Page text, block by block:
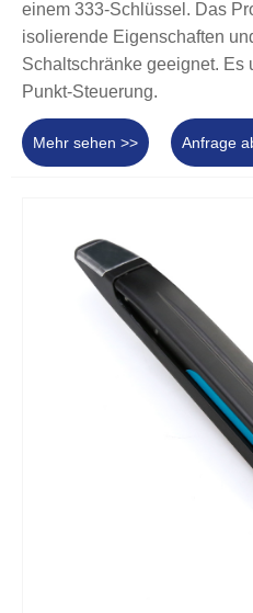
einem 333-Schlüssel. Das
isolierende Eigenschaften
Schaltschränke geeignet. Es
Punkt-Steuerung.
Mehr sehen >> Anfrage